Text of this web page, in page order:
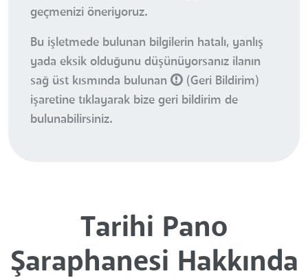
geçmenizi öneriyoruz.
Bu işletmede bulunan bilgilerin hatalı, yanlış
yada eksik olduğunu düşünüyorsanız ilanın
sağ üst kısmında bulunan
(Geri Bildirim)
işaretine tıklayarak bize geri bildirim de
bulunabilirsiniz.
Tarihi Pano
Şaraphanesi Hakkında